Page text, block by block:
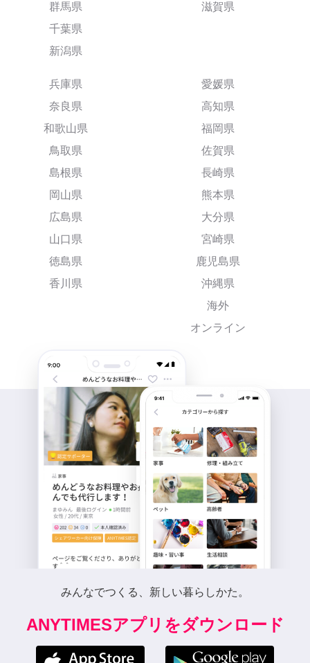
群馬県
千葉県
新潟県
滋賀県
兵庫県
奈良県
和歌山県
鳥取県
島根県
岡山県
広島県
山口県
徳島県
香川県
愛媛県
高知県
福岡県
佐賀県
長崎県
熊本県
大分県
宮崎県
鹿児島県
沖縄県
海外
オンライン
みんなでつくる、新しい暮らしかた。
ANYTIMESアプリをダウンロード